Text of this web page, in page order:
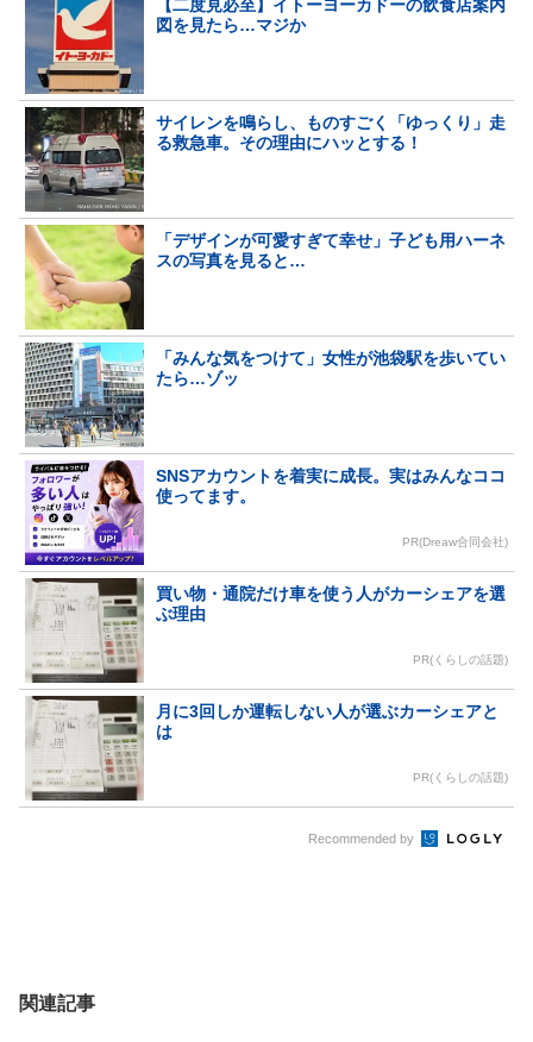
【二度見必至】イトーヨーカドーの飲食店案内
図を見たら…マジか
サイレンを鳴らし、ものすごく「ゆっくり」走
る救急車。その理由にハッとする！
「デザインが可愛すぎて幸せ」子ども用ハーネ
スの写真を見ると…
「みんな気をつけて」女性が池袋駅を歩いてい
たら…ゾッ
SNSアカウントを着実に成長。実はみんなココ
使ってます。
PR(Dreaw合同会社)
買い物・通院だけ車を使う人がカーシェアを選
ぶ理由
PR(くらしの話題)
月に3回しか運転しない人が選ぶカーシェアと
は
PR(くらしの話題)
Recommended by
関連記事